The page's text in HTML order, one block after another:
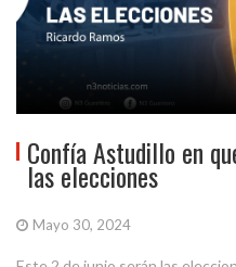
Confía Astudillo en
las elecciones
Mayo 30, 2024